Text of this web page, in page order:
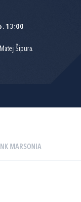
13:00
Šipura.
MARSONIA